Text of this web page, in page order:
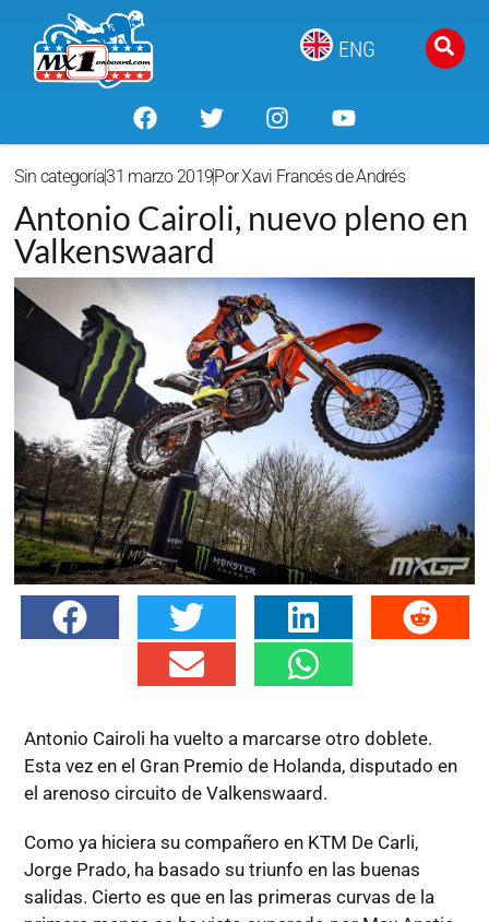
ENG
Sin categoría31 marzo 2019PorXavi Francés de Andrés
Antonio Cairoli, nuevo pleno en
Valkenswaard
Antonio Cairoli ha vuelto a marcarse otro doblete.
Esta vez en el Gran Premio de Holanda, disputado en
el arenoso circuito de Valkenswaard.
Como ya hiciera su compañero en KTM De Carli,
Jorge Prado, ha basado su triunfo en las buenas
salidas. Cierto es que en las primeras curvas de la